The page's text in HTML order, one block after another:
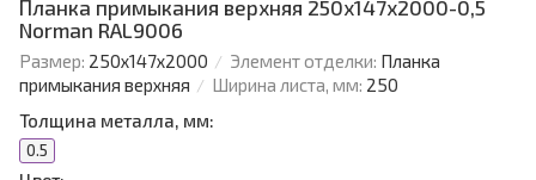
Планка примыкания верхняя 250х147х2000-0,5
Norman RAL9006
Размер: 250х147х2000 Элемент отделки: Планка
примыкания верхняя
Ширина листа, мм: 250
Толщина металла, мм:
0.5